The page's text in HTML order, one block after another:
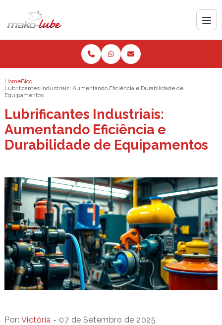
HomeBlog
Lubrificantes Industriais: Aumentando Eficiência e Durabilidade de
Equipamentos
Lubrificantes Industriais:
Aumentando Eficiência e
Durabilidade de Equipamentos
Por: Victória - 07 de Setembro de 2025